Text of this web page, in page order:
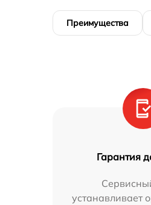
Преимущества
Гарантия
устанавливает